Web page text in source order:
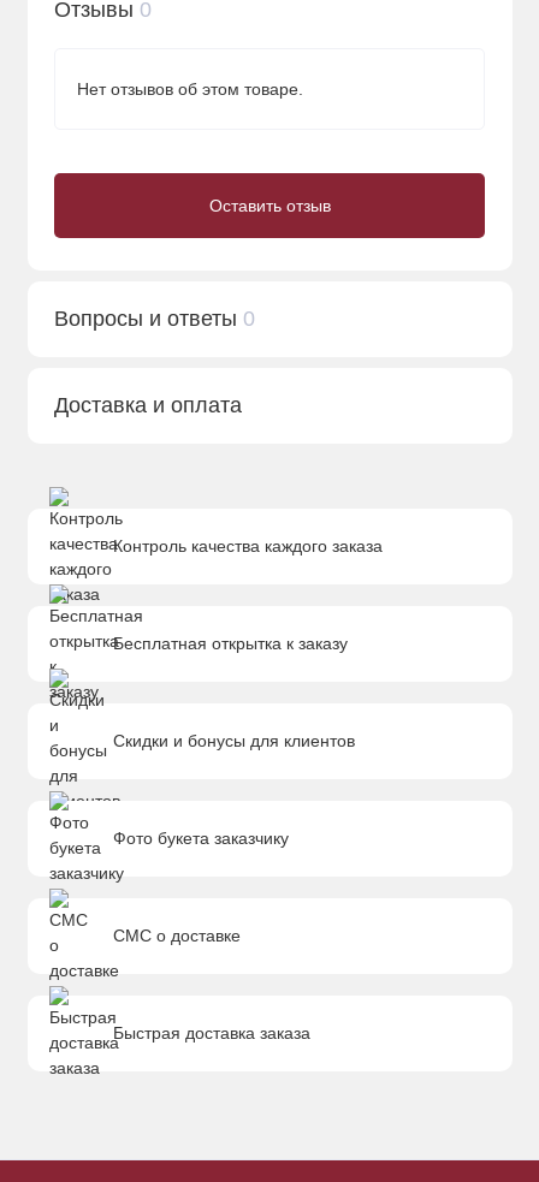
Отзывы 0
Нет отзывов об этом товаре.
Оставить отзыв
Вопросы и ответы 0
Доставка и оплата
Контроль качества каждого заказа
Бесплатная открытка к заказу
Скидки и бонусы для клиентов
Фото букета заказчику
СМС о доставке
Быстрая доставка заказа